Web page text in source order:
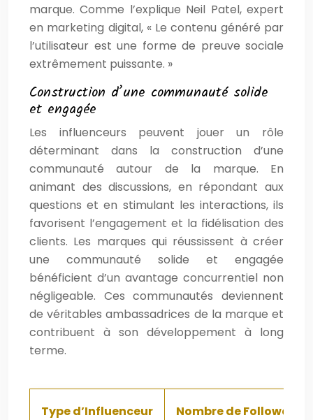
marque. Comme l’explique Neil Patel, expert
en marketing digital, « Le contenu généré par
l’utilisateur est une forme de preuve sociale
extrêmement puissante. »
Construction d’une communauté solide
et engagée
Les influenceurs peuvent jouer un rôle
déterminant dans la construction d’une
communauté autour de la marque. En
animant des discussions, en répondant aux
questions et en stimulant les interactions, ils
favorisent l’engagement et la fidélisation des
clients. Les marques qui réussissent à créer
une communauté solide et engagée
bénéficient d’un avantage concurrentiel non
négligeable. Ces communautés deviennent
de véritables ambassadrices de la marque et
contribuent à son développement à long
terme.
Type d’Influenceur Nombre de Followers